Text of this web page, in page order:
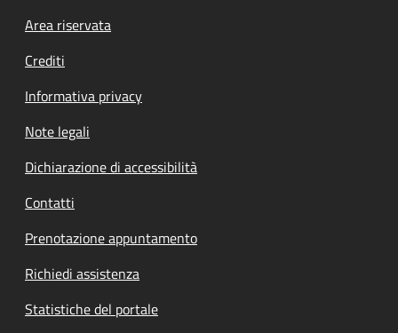
Footer menu
Area riservata
Crediti
Informativa privacy
Note legali
Dichiarazione di accessibilità
Contatti
Prenotazione appuntamento
Richiedi assistenza
Statistiche del portale